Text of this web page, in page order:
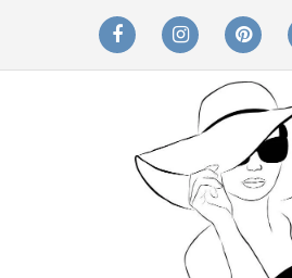
facebookinstagram